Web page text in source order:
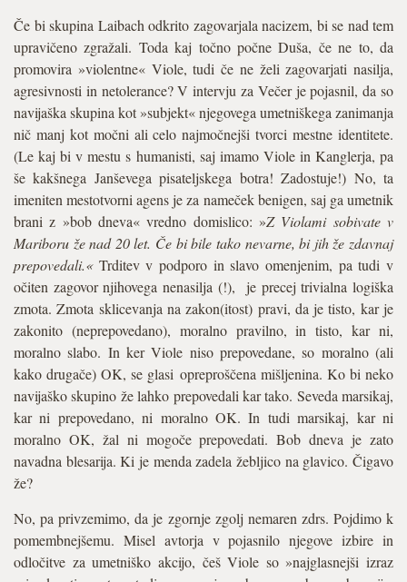
Če bi skupina Laibach odkrito zagovarjala nacizem, bi se nad tem
upravičeno zgražali. Toda kaj točno počne Duša, če ne to, da
promovira »violentne« Viole, tudi če ne želi zagovarjati nasilja,
agresivnosti in netolerance? V intervju za Večer je pojasnil, da so
navijaška skupina kot »subjekt« njegovega umetniškega zanimanja
nič manj kot močni ali celo najmočnejši tvorci mestne identitete.
(Le kaj bi v mestu s humanisti, saj imamo Viole in Kanglerja, pa
še kakšnega Janševega pisateljskega botra! Zadostuje!) No, ta
imeniten mestotvorni agens je za nameček benigen, saj ga umetnik
brani z »bob dneva« vredno domislico: »Z Violami sobivate v
Mariboru že nad 20 let. Če bi bile tako nevarne, bi jih že zdavnaj
prepovedali.« Trditev v podporo in slavo omenjenim, pa tudi v
očiten zagovor njihovega nenasilja (!), je precej trivialna logiška
zmota. Zmota sklicevanja na zakon(itost) pravi, da je tisto, kar je
zakonito (neprepovedano), moralno pravilno, in tisto, kar ni,
moralno slabo. In ker Viole niso prepovedane, so moralno (ali
kako drugače) OK, se glasi opreproščena mišljenina. Ko bi neko
navijaško skupino že lahko prepovedali kar tako. Seveda marsikaj,
kar ni prepovedano, ni moralno OK. In tudi marsikaj, kar ni
moralno OK, žal ni mogoče prepovedati. Bob dneva je zato
navadna blesarija. Ki je menda zadela žebljico na glavico. Čigavo
že?
No, pa privzemimo, da je zgornje zgolj nemaren zdrs. Pojdimo k
pomembnejšemu. Misel avtorja v pojasnilo njegove izbire in
odločitve za umetniško akcijo, češ Viole so »najglasnejši izraz